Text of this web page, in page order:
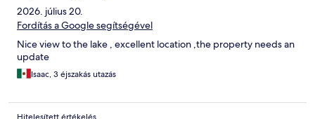
2026. július 20.
Fordítás a Google segítségével
Nice view to the lake , excellent location ,the property needs an
update
Isaac, 3 éjszakás utazás
Hitelesített értékelés